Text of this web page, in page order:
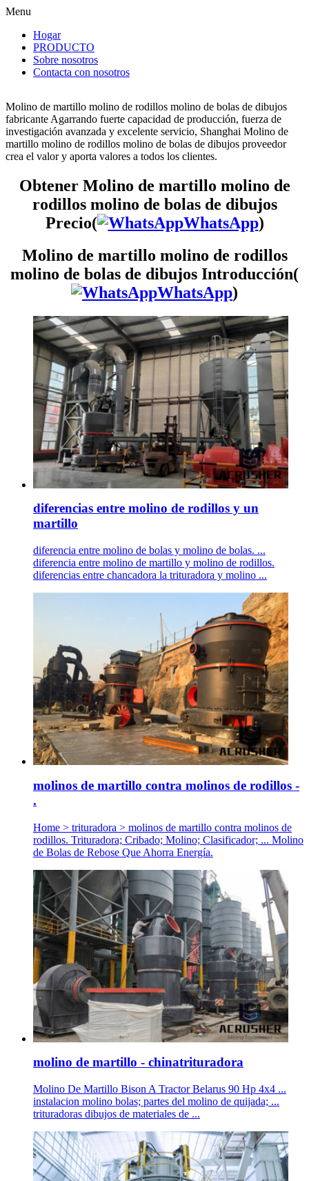
Menu
Hogar
PRODUCTO
Sobre nosotros
Contacta con nosotros
Molino de martillo molino de rodillos molino de bolas de dibujos
fabricante Agarrando fuerte capacidad de producción, fuerza de
investigación avanzada y excelente servicio, Shanghai Molino de
martillo molino de rodillos molino de bolas de dibujos proveedor
crea el valor y aporta valores a todos los clientes.
Obtener Molino de martillo molino de
rodillos molino de bolas de dibujos
Precio(
WhatsApp)
Molino de martillo molino de rodillos
molino de bolas de dibujos Introducción(
WhatsApp)
diferencias entre molino de rodillos y un
martillo
diferencia entre molino de bolas y molino de bolas. ...
diferencia entre molino de martillo y molino de rodillos.
diferencias entre chancadora la trituradora y molino ...
molinos de martillo contra molinos de rodillos -
.
Home > trituradora > molinos de martillo contra molinos de
rodillos. Trituradora; Cribado; Molino; Clasificador; ... Molino
de Bolas de Rebose Que Ahorra Energía.
molino de martillo - chinatrituradora
Molino De Martillo Bison A Tractor Belarus 90 Hp 4x4 ...
instalacion molino bolas; partes del molino de quijada; ...
trituradoras dibujos de materiales de ...